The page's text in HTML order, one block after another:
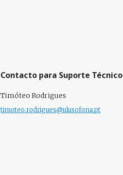
Contacto para Suporte Técnico
Timóteo Rodrigues
timoteo.rodrigues@ulusofona.pt